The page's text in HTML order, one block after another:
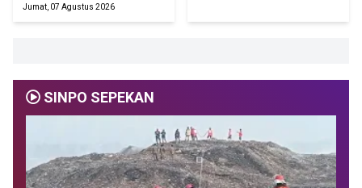
Jumat, 07 Agustus 2026
SINPO SEPEKAN